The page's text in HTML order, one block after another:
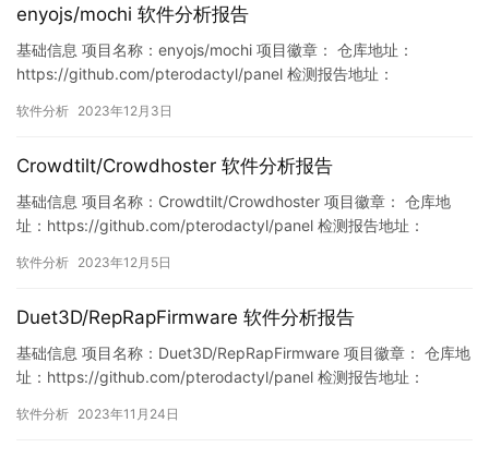
enyojs/mochi 软件分析报告
基础信息 项目名称：enyojs/mochi 项目徽章： 仓库地址：
https://github.com/pterodactyl/panel 检测报告地址：
4608/1731321723369771008 此报告由Murphysec提供 漏洞列
软件分析 2023年12月3日
Crowdtilt/Crowdhoster 软件分析报告
基础信息 项目名称：Crowdtilt/Crowdhoster 项目徽章： 仓库地
址：https://github.com/pterodactyl/panel 检测报告地址：
7600/1731813153519390720 此报告由Murphyse…
软件分析 2023年12月5日
Duet3D/RepRapFirmware 软件分析报告
基础信息 项目名称：Duet3D/RepRapFirmware 项目徽章： 仓库地
址：https://github.com/pterodactyl/panel 检测报告地址：
9264/1727859423585456128 此报告由Murphyse…
软件分析 2023年11月24日